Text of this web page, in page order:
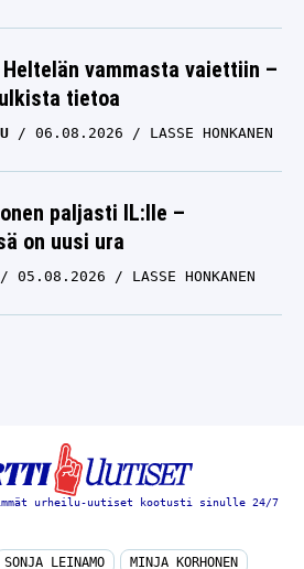
Heltelän vammasta vaiettiin –
tietoa
06.08.2026 LASSE HONKANEN
paljasti IL:lle –
on uusi ura
05.08.2026 LASSE HONKANEN
urheilu-uutiset kootusti sinulle 24/7
SONJA LEINAMO MINJA KORHONEN